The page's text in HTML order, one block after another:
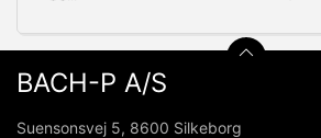
BACH-P A/S
Suensonsvej 5, 8600 Silkeborg